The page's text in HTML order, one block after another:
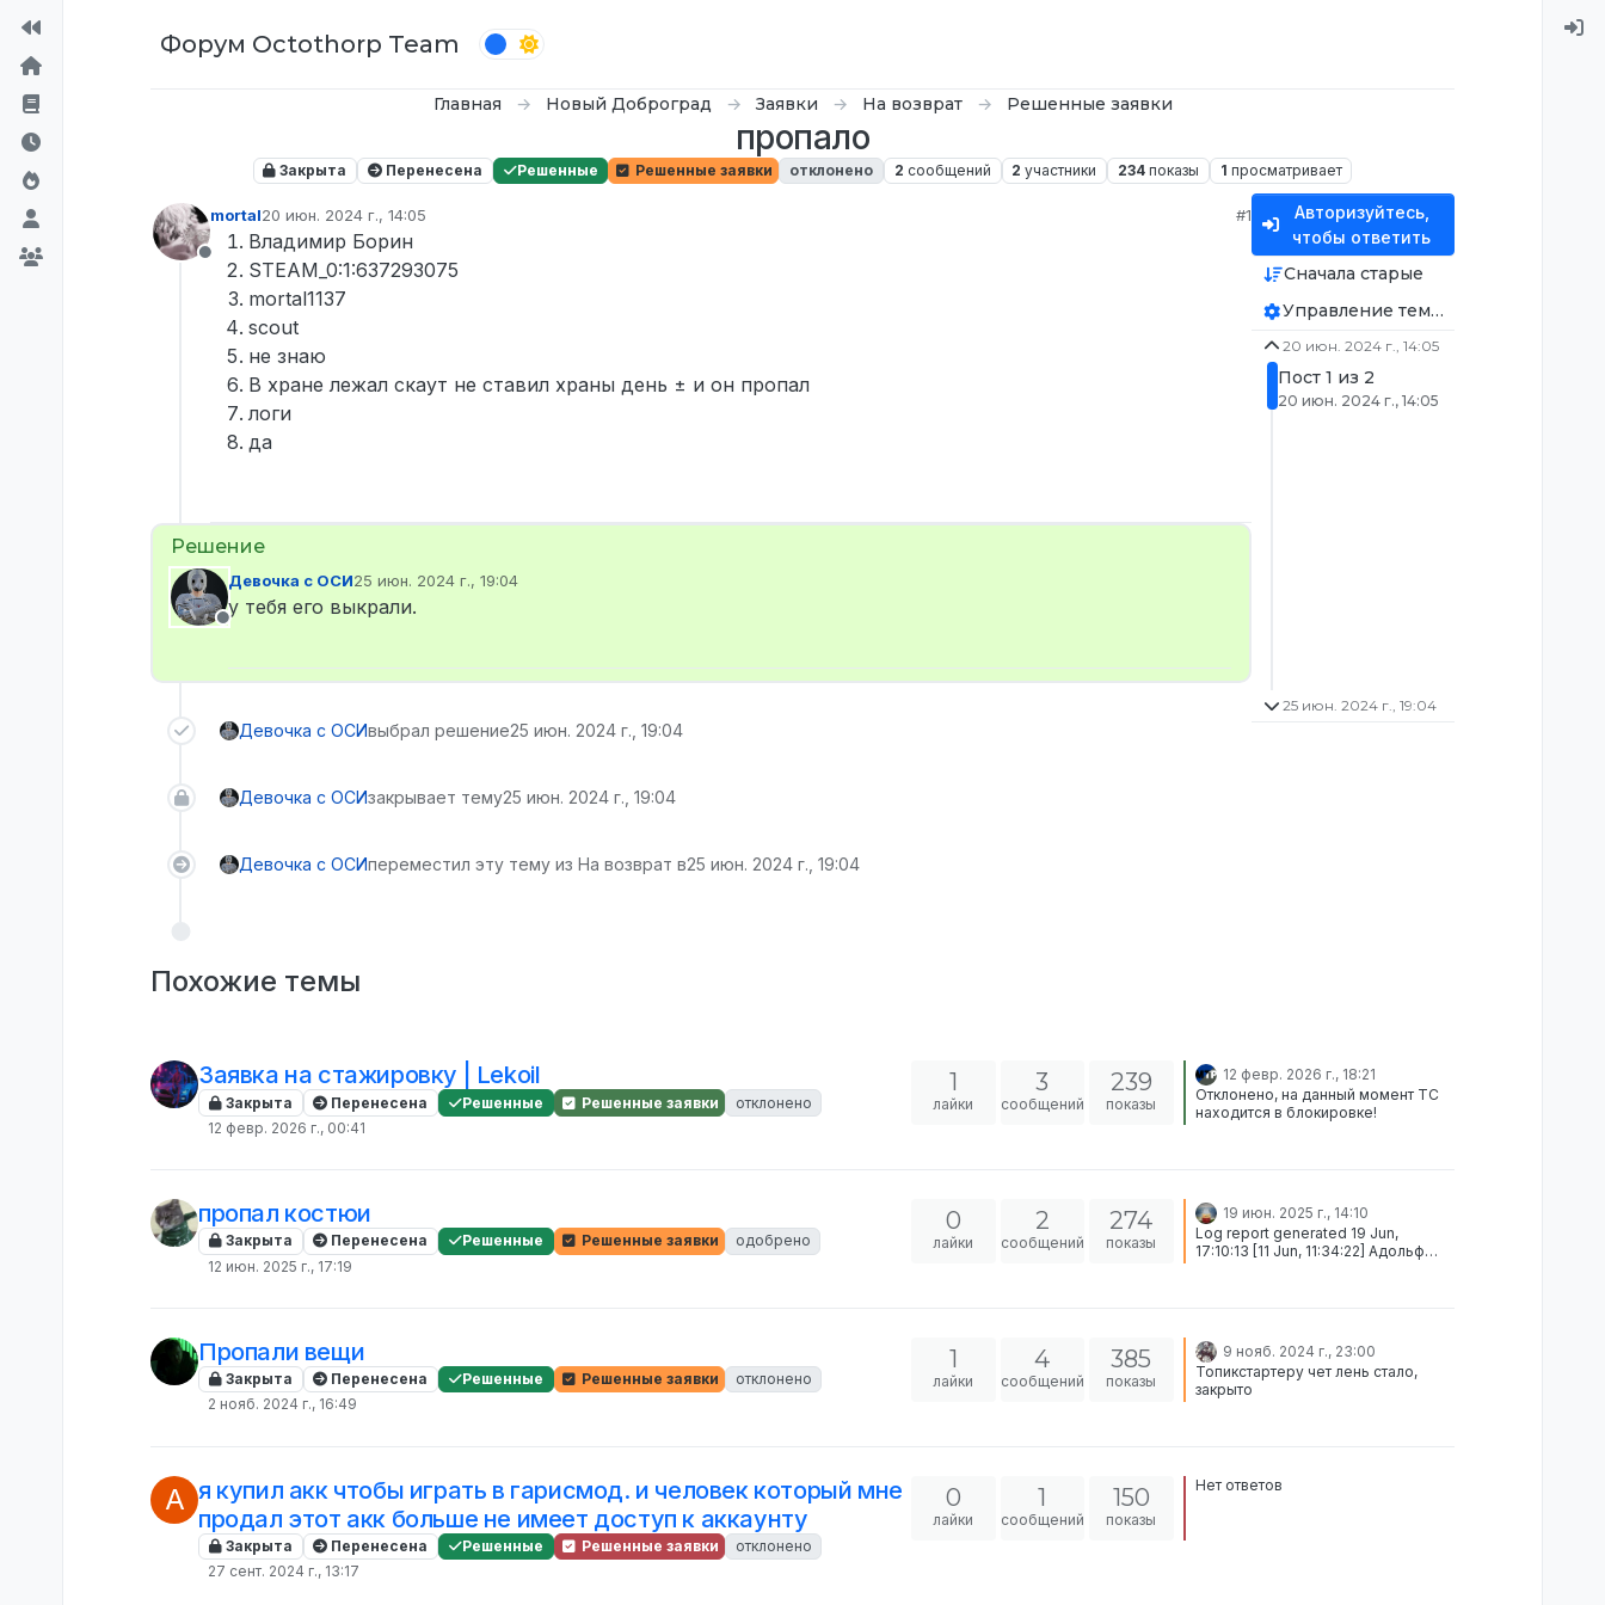
Форум Octothorp Team
Главная Новый Доброград Заявки На возврат Решенные заявки
пропало
Закрыта Перенесена Решенные Решенные заявки отклонено 2 сообщений 2 участники 234 показы 1 просматривает
Не в сети
mortal20 июн. 2024 г., 14:05
отредактировано
#1
Владимир Борин
STEAM_0:1:637293075
mortal1137
scout
не знаю
В хране лежал скаут не ставил храны день ± и он пропал
логи
да
Не в сети
Девочка с ОСИ25 июн. 2024 г., 19:04
отредактировано
у тебя его выкрали.
Девочка с ОСИвыбрал решение25 июн. 2024 г., 19:04
Девочка с ОСИзакрывает тему25 июн. 2024 г., 19:04
Девочка с ОСИпереместил эту тему из На возврат в25 июн. 2024 г., 19:04
Авторизуйтесь,
чтобы ответить
Сначала старые
Управление темой
20 июн. 2024 г., 14:05
Пост 1 из 2
20 июн. 2024 г., 14:05
25 июн. 2024 г., 19:04
Похожие темы
Заявка на стажировку | Lekoil
Закрыта Перенесена Решенные Решенные заявки
отклонено
12 февр. 2026 г., 00:41
1
лайки
3
сообщений
239
показы
12 февр. 2026 г., 18:21
Отклонено, на данный момент ТС
находится в блокировке!
пропал костюи
Закрыта Перенесена Решенные Решенные заявки
одобрено
12 июн. 2025 г., 17:19
0
лайки
2
сообщений
274
показы
19 июн. 2025 г., 14:10
Log report generated 19 Jun,
17:10:13 [11 Jun, 11:34:22] Адольф
Куртка]➞[Victoria – багажник]
Participants: STEAM_0:0:522093509
Верну в хран.
Пропали вещи
Закрыта Перенесена Решенные Решенные заявки
отклонено
2 нояб. 2024 г., 16:49
1
лайки
4
сообщений
385
показы
9 нояб. 2024 г., 23:00
Топикстартеру чет лень стало,
закрыто
A я купил акк чтобы играть в гарисмод. и человек который мне
продал этот акк больше не имеет доступ к аккаунту
Закрыта Перенесена Решенные Решенные заявки
отклонено
27 сент. 2024 г., 13:17
0
лайки
1
сообщений
150
показы
Нет ответов